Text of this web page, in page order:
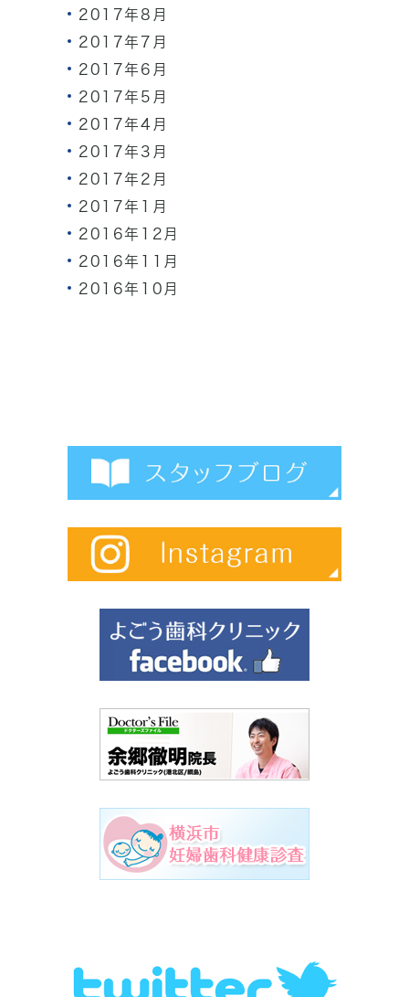
2017年8月
2017年7月
2017年6月
2017年5月
2017年4月
2017年3月
2017年2月
2017年1月
2016年12月
2016年11月
2016年10月